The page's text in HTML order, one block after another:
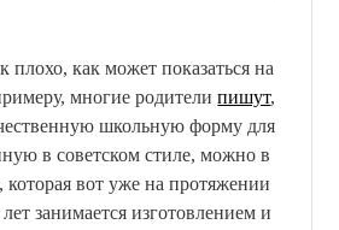
плохо, как может показаться на
многие родителипишут,
школьную форму для
в советском стиле, можно в
вот уже на протяжении
занимается изготовлением и